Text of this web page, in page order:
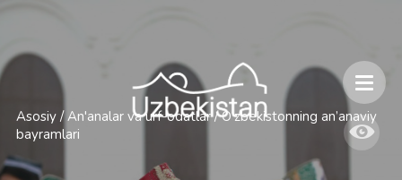
Asosiy / An'analar va urf-odatlar / O‘zbekistonning an’anaviy
bayramlari